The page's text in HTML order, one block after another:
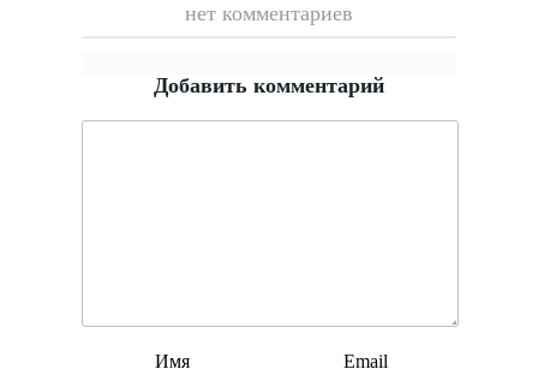
нет комментариев
Добавить комментарий
Имя Email